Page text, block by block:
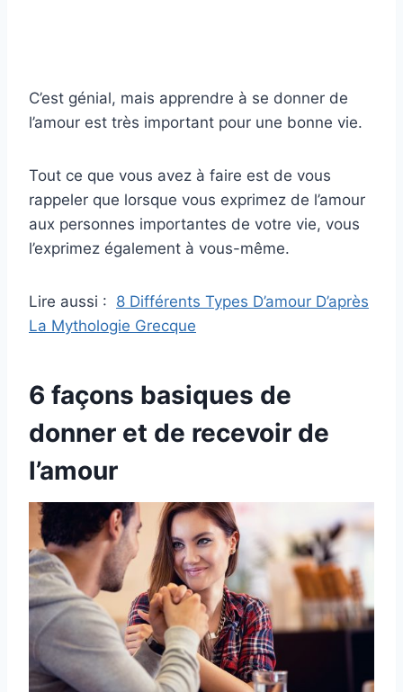
C’est génial, mais apprendre à se donner de
l’amour est très important pour une bonne vie.
Tout ce que vous avez à faire est de vous
rappeler que lorsque vous exprimez de l’amour
aux personnes importantes de votre vie, vous
l’exprimez également à vous-même.
Lire aussi : 8 Différents Types D’amour D’après
La Mythologie Grecque
6 façons basiques de
donner et de recevoir de
l’amour